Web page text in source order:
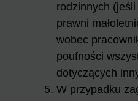
rodzinnych (jeśli
prawni
wobec
poufności
dotyczących
W przypadku